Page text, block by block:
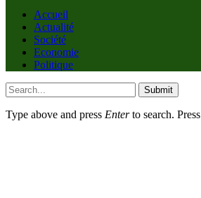
Accueil
Actualité
Société
Economie
Politique
Submit
Type above and press Enterto search. Press